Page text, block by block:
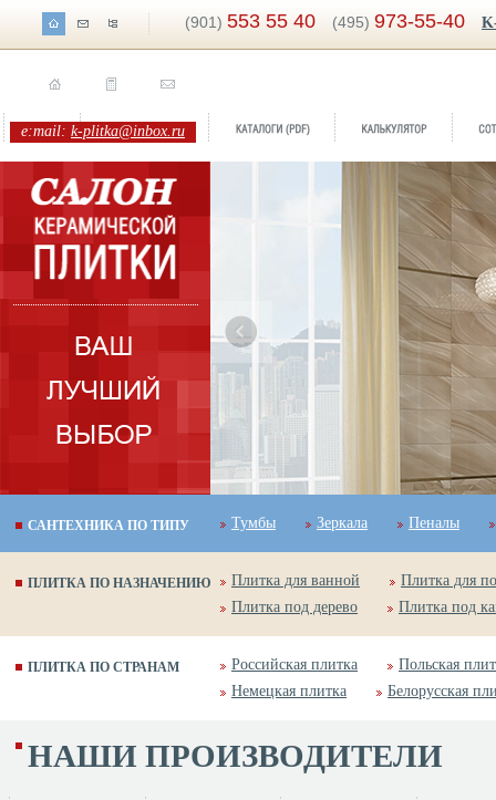
(901) 553 55 40 (495) 973-55-40
e:mail: k-plitka@inbox.ru
Veneto
Бренд:
Коллекция:
САНТЕХНИКА ПО ТИПУ Тумбы Зеркала Пеналы
ПЛИТКА ПО НАЗНАЧЕНИЮ Плитка для ванной
Плитка для
Плитка под дерево
Плитка под
ПЛИТКА ПО СТРАНАМ Российская плитка
Польская
Немецкая плитка
Белорусская
НАШИ ПРОИЗВОДИТЕЛИ